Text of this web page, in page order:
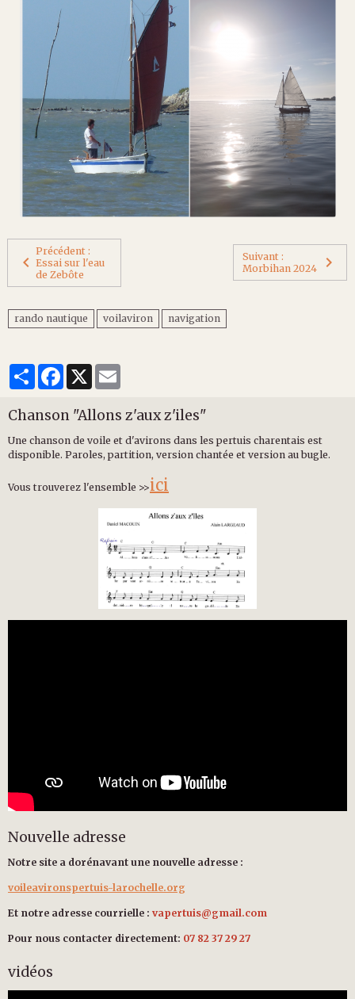
Précédent :
Essai sur l'eau
de Zebôte
Suivant :
Morbihan 2024
rando nautique voilaviron navigation
PartagerFacebook
X
Chanson "Allons z'aux z'iles"
Une chanson de voile et d'avirons dans les pertuis charentais est
disponible. Paroles, partition, version chantée et version au bugle.
Vous trouverez l'ensemble >>ici
Nouvelle adresse
Notre site a dorénavant une nouvelle adresse :
voileavironspertuis-larochelle.org
Et notre adresse courrielle : vapertuis@gmail.com
Pour nous contacter directement: 07 82 37 29 27
vidéos